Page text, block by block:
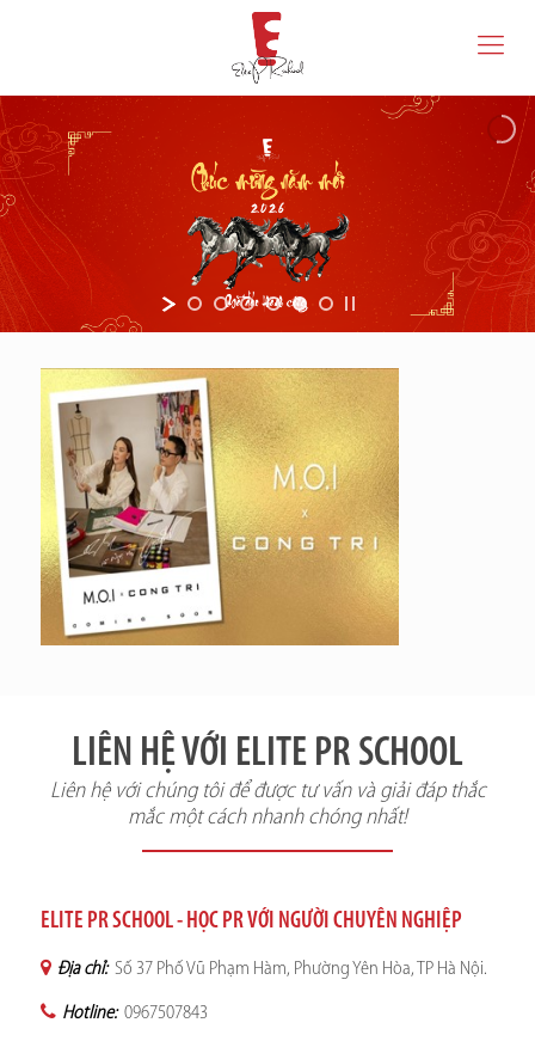
LIÊN HỆ VỚI ELITE PR SCHOOL
Liên hệ với chúng tôi để được tư vấn và giải đáp thắc
mắc một cách nhanh chóng nhất!
ELITE PR SCHOOL - HỌC PR VỚI NGƯỜI CHUYÊN NGHIỆP
Địa chỉ: Số 37 Phố Vũ Phạm Hàm, Phường Yên Hòa, TP Hà Nội.
Hotline: 0967507843